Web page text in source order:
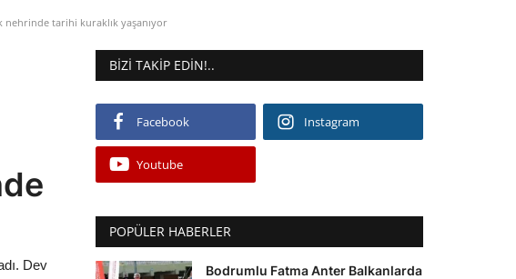
nehrinde tarihi kuraklık yaşanıyor
Dev
BIZI TAKIP EDIN!..
Facebook Instagram
Youtube
POPÜLER HABERLER
Bodrumlu Fatma Anter Balkanlarda